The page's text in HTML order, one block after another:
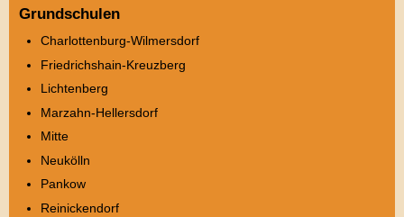
Grundschulen
Charlottenburg-Wilmersdorf
Friedrichshain-Kreuzberg
Lichtenberg
Marzahn-Hellersdorf
Mitte
Neukölln
Pankow
Reinickendorf